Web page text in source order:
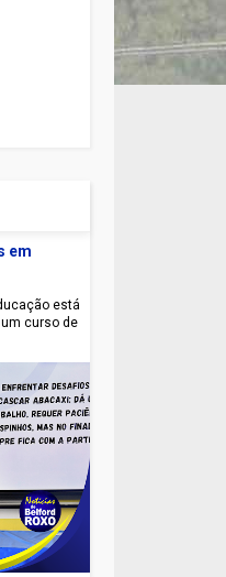
em
está
curso de